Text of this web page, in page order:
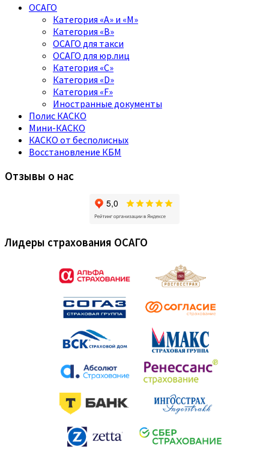
ОСАГО
Категория «A» и «M»
Категория «B»
ОСАГО для такси
ОСАГО для юр.лиц
Категория «C»
Категория «D»
Категория «F»
Иностранные документы
Полис КАСКО
Мини-КАСКО
КАСКО от бесполисных
Восстановление КБМ
Отзывы о нас
Лидеры страхования ОСАГО